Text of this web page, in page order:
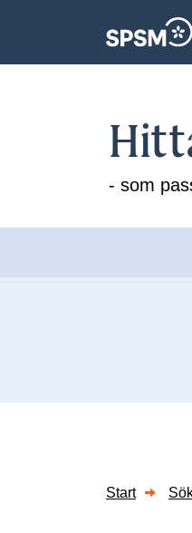
- som
Start